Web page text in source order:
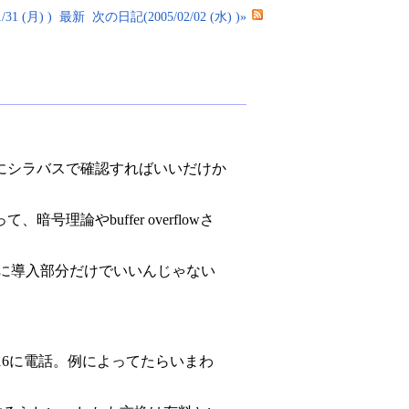
31 (月) ) 最新 次の日記(2005/02/02 (水) )»
ラバスで確認すればいいだけか
、暗号理論やbuffer overflowさ
導入部分だけでいいんじゃない
に電話。例によってたらいまわ